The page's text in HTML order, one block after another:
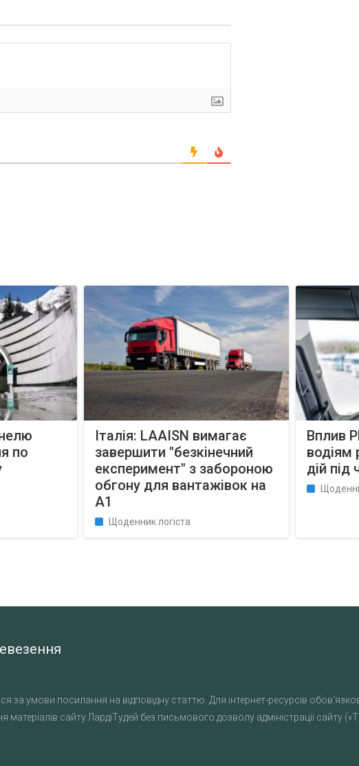
по
Італія: LAAISN вимагає
завершити "безкінечний
експеримент" з забороною
обгону для вантажівок на
А1
Щоденник логіста
Вплив
водіям
дій під
за умови посилання на відповідну статтю. Для інтернет-ресурсів
сайту ЛардіТудей без письмового дозволу адміністрації сайту